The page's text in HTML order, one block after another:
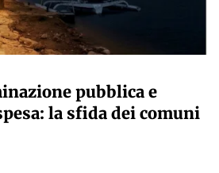
pubblica e
la sfida dei comuni